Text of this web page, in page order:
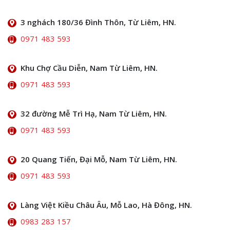
3 nghách 180/36 Đình Thôn, Từ Liêm, HN.
0971 483 593
Khu Chợ Cầu Diễn, Nam Từ Liêm, HN.
0971 483 593
32 đường Mễ Trì Hạ, Nam Từ Liêm, HN.
0971 483 593
20 Quang Tiến, Đại Mỗ, Nam Từ Liêm, HN.
0971 483 593
Làng Việt Kiều Châu Âu, Mỗ Lao, Hà Đông, HN.
0983 283 157